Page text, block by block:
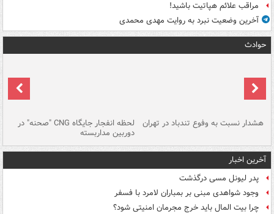
مراقب علائم هپاتیت باشید!
آخرین وضعیت نبرد به روایت مهدی محمدی
حوادث
هشدار نسبت به وفوع تندباد در تهران لحظه انفجار جایگاه CNG "صحنه" در
دوربین مداربسته
آخرین اخبار
پدر لیونل مسی درگذشت
وجود شواهدی مبنی بر بمباران لامرد با فسفر
چرا بیت المال باید خرج مجرمان امنیتی شود؟